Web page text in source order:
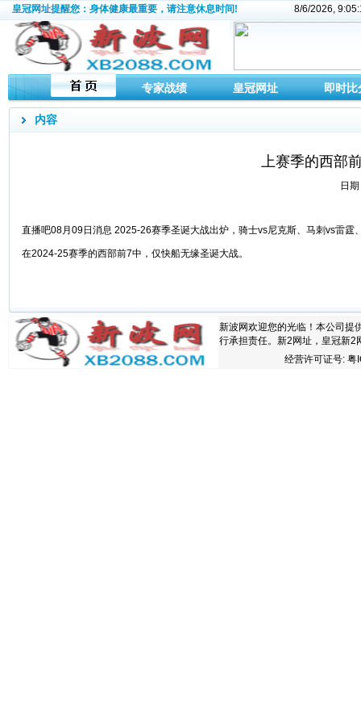
皇冠网址提醒您：身体健康最重要，请注意休息时间! 8/6/2026,
专家战绩 皇冠网址 即时比
内容
上赛季的西部
日
直播吧08月09日消息 2025-26赛季圣诞大战出炉，骑士vs尼克斯、马刺vs雷霆
在2024-25赛季的西部前7中，仅快船无缘圣诞大战。
新波网欢迎您的光临！本公司提
行承担责任。新2网址，皇冠新
经营许可证号: 粤